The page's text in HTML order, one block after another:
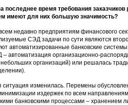
последнее время требования
имеют для них большую значимость?
недавно предприятиям финансового
СЭД задачи по сути являются
автоматизированные банковские
автоматизация организационно-
организаций) или решалась
ситуация изменилась. Перемены
издержек по всем
банковскими процессами – хранением